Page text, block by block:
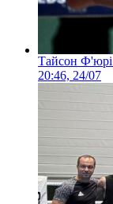
Тайсон Ф'юрі
20:46, 24/07